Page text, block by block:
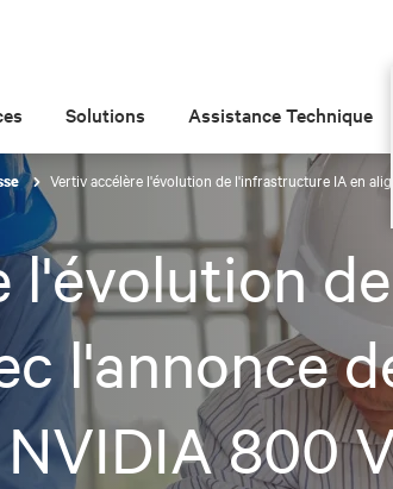
Solutions Assistance Technique
Vertiv accélère l'évolution de l'infrastructure IA en
l'évolution
l'annonce
800